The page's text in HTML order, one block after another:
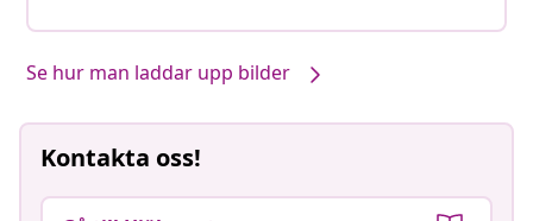
Se hur man laddar upp bilder
Kontakta oss!